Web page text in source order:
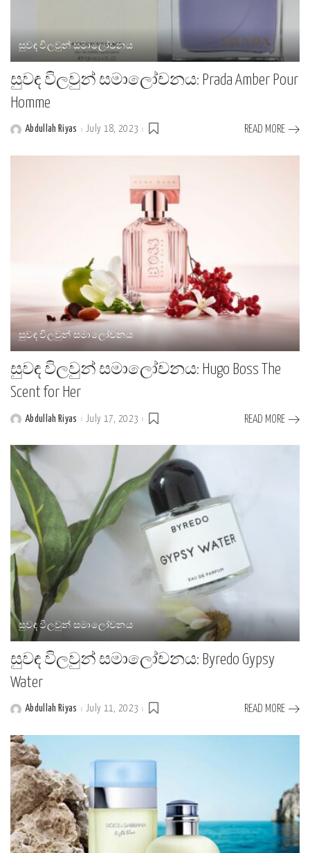
සුවඳ විලවුන් සමාලෝචනය
සුවඳ විලවුන් සමාලෝචනය: Prada Amber Pour
Homme
PostedAbdullah Riyas July 18, 2023 READ MORE
සුවඳ විලවුන් සමාලෝචනය
සුවඳ විලවුන් සමාලෝචනය: Hugo Boss The
Scent for Her
PostedAbdullah Riyas July 17, 2023 READ MORE
සුවඳ විලවුන් සමාලෝචනය
සුවඳ විලවුන් සමාලෝචනය: Byredo Gypsy
Water
PostedAbdullah Riyas July 11, 2023 READ MORE